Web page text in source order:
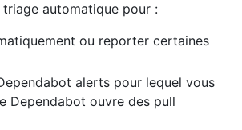
triage automatique pour :
ou reporter certaines
alerts pour lequel vous
Dependabot ouvre des pull